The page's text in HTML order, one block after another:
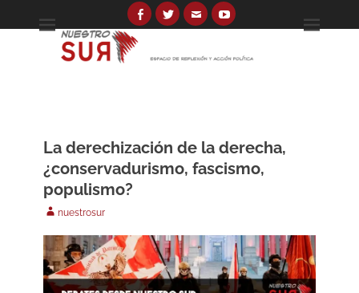
Facebook
TwitterEmailYouTube
Espacio de reflexión y acción política
La derechización de la derecha,
¿conservadurismo, fascismo,
populismo?
Author
nuestrosur